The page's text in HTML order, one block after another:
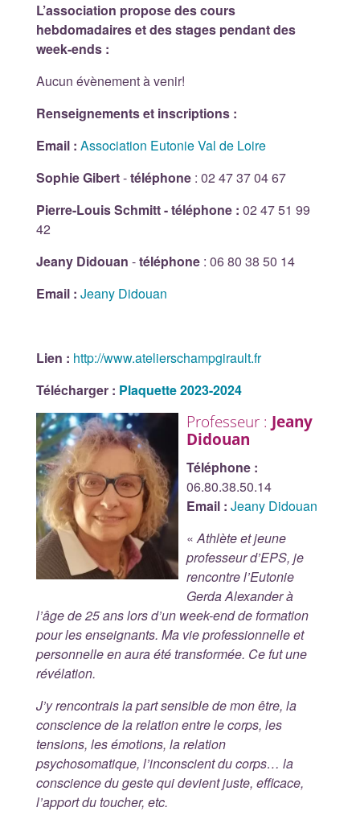
L’association propose des cours
hebdomadaires et des stages pendant des
week-ends :
Aucun évènement à venir!
Renseignements et inscriptions :
Email : Association Eutonie Val de Loire
Sophie Gibert-téléphone: 02 47 37 04 67
Pierre-Louis Schmitt - téléphone : 02 47 51 99
42
Jeany Didouan -téléphone: 06 80 38 50 14
Email : Jeany Didouan
Lien : http://www.atelierschampgirault.fr
Télécharger : Plaquette 2023-2024
Professeur : Jeany
Didouan
Téléphone :
06.80.38.50.14
Email : Jeany Didouan
«Athlète et jeune
professeur d’EPS, je
rencontre l’Eutonie
Gerda Alexander à
l’âge de 25 ans lors d’un week-end de formation
pour les enseignants. Ma vie professionnelle et
personnelle en aura été transformée. Ce fut une
révélation.
J’y rencontrais la part sensible de mon être, la
conscience de la relation entre le corps, les
tensions, les émotions, la relation
psychosomatique, l’inconscient du corps… la
conscience du geste qui devient juste, efficace,
l’apport du toucher, etc.